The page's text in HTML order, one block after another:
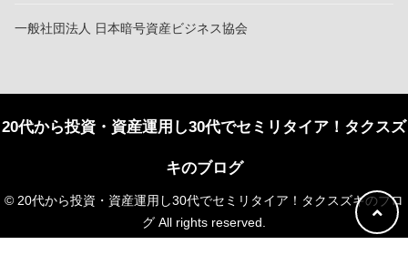
一般社団法人 日本暗号資産ビジネス協会
20代から投資・資産運用し30代でセミリタイア！タクスズ
キのブログ
© 20代から投資・資産運用し30代でセミリタイア！タクスズキのブロ
グ All rights reserved.